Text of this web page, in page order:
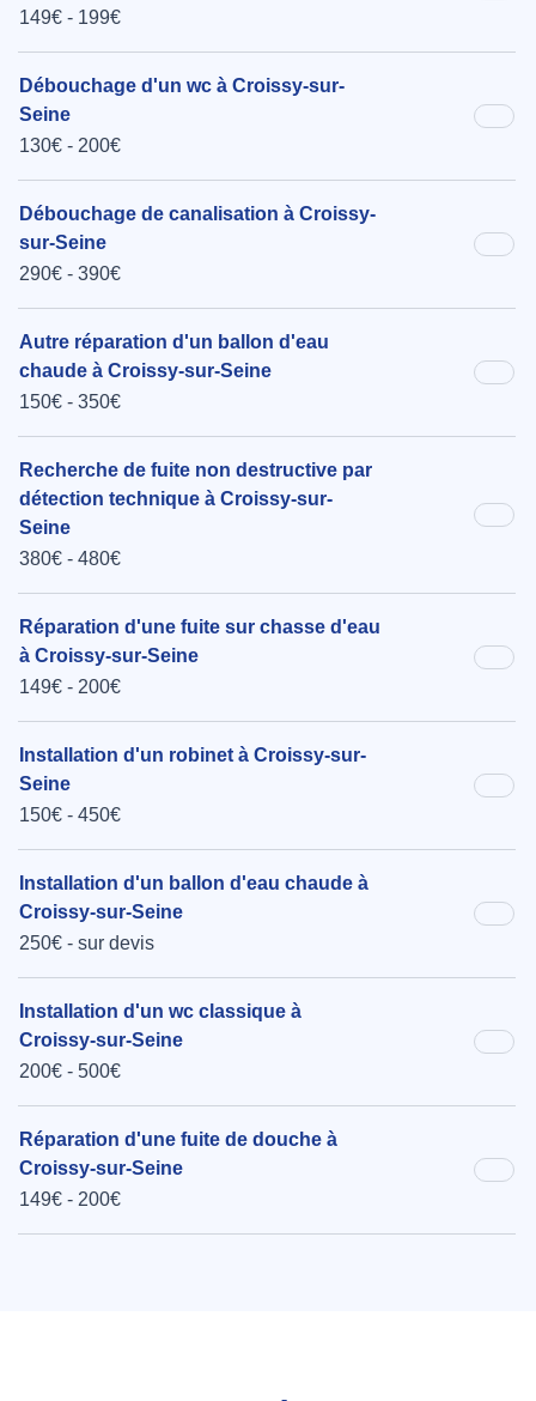
149€ - 199€
Débouchage d'un wc à Croissy-sur-
Seine
130€ - 200€
Débouchage de canalisation à Croissy-
sur-Seine
290€ - 390€
Autre réparation d'un ballon d'eau
chaude à Croissy-sur-Seine
150€ - 350€
Recherche de fuite non destructive par
détection technique à Croissy-sur-
Seine
380€ - 480€
Réparation d'une fuite sur chasse d'eau
à Croissy-sur-Seine
149€ - 200€
Installation d'un robinet à Croissy-sur-
Seine
150€ - 450€
Installation d'un ballon d'eau chaude à
Croissy-sur-Seine
250€ - sur devis
Installation d'un wc classique à
Croissy-sur-Seine
200€ - 500€
Réparation d'une fuite de douche à
Croissy-sur-Seine
149€ - 200€